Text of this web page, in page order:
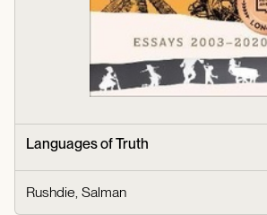
Languages of Truth
Rushdie, Salman